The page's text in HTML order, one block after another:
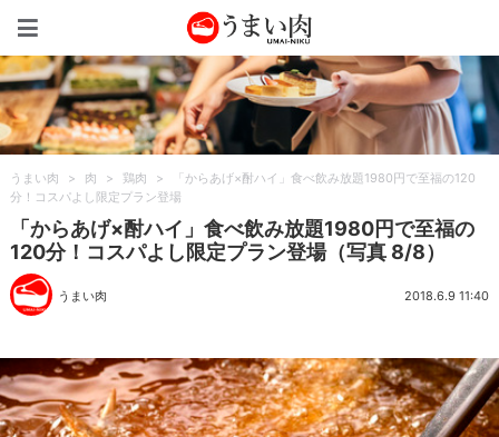
うまい肉 > 肉 > 鶏肉 >
「からあげ×酎ハイ」食べ飲み放題1980円で至福の120
分！コスパよし限定プラン登場
「からあげ×酎ハイ」食べ飲み放題1980円で至福の
120分！コスパよし限定プラン登場（写真 8/8）
うまい肉 2018.6.9 11:40